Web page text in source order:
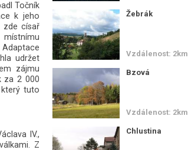
Točník
k jeho
zde císař
udržet
zájmu
za 2 000
který tuto
IV.,
Z
Žebrák
Vzdálenost: 2km
Bzová
Vzdálenost: 2km
Chlustina